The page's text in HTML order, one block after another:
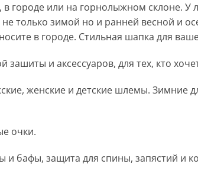
в городе или на горнолыжном
только зимой но и ранней весной и
в городе. Стильная шапка для
зашиты и аксессуаров, для тех, кто
женские и детские шлемы. Зимние
очки.
и бафы, защита для спины, запястий и